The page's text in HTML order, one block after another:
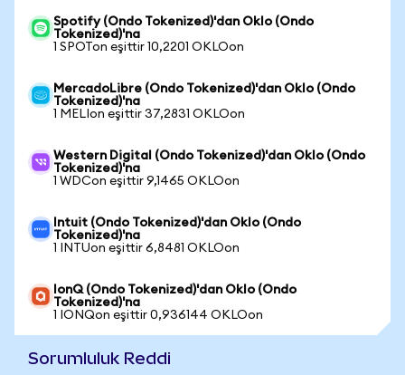
Spotify (Ondo Tokenized)'dan Oklo (Ondo
Tokenized)'na
1 SPOTon eşittir 10,2201 OKLOon
MercadoLibre (Ondo Tokenized)'dan Oklo (Ondo
Tokenized)'na
1 MELIon eşittir 37,2831 OKLOon
Western Digital (Ondo Tokenized)'dan Oklo (Ondo
Tokenized)'na
1 WDCon eşittir 9,1465 OKLOon
Intuit (Ondo Tokenized)'dan Oklo (Ondo
Tokenized)'na
1 INTUon eşittir 6,8481 OKLOon
IonQ (Ondo Tokenized)'dan Oklo (Ondo
Tokenized)'na
1 IONQon eşittir 0,936144 OKLOon
Sorumluluk Reddi